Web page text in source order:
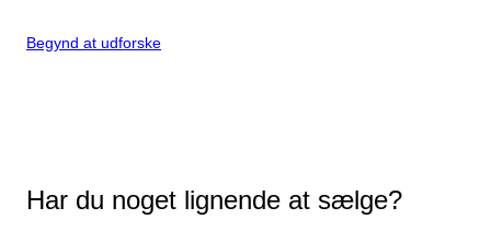
Begynd at udforske
Har du noget lignende at sælge?